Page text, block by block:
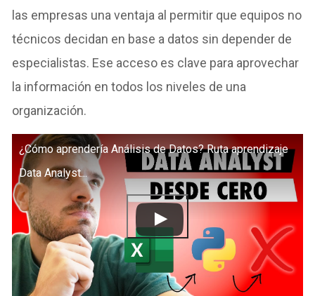
las empresas una ventaja al permitir que equipos no
técnicos decidan en base a datos sin depender de
especialistas. Ese acceso es clave para aprovechar
la información en todos los niveles de una
organización.
¿Cómo aprendería Análisis de Datos? Ruta aprendizaje
Data Analyst...